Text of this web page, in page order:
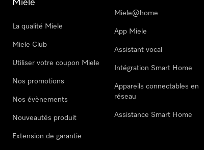
Miele
La qualité Miele
Miele Club
Utiliser votre coupon Miele
Nos promotions
Nos évènements
Nouveautés produit
Extension de garantie
Miele@home
App Miele
Assistant vocal
Intégration Smart Home
Appareils connectables en
réseau
Assistance Smart Home